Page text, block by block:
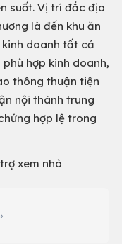
suốt. Vị trí đắc địa
là đến khu ăn
doanh tất cả
hợp kinh doanh,
thông thuận tiện
nội thành trung
hợp lệ trong
xem nhà